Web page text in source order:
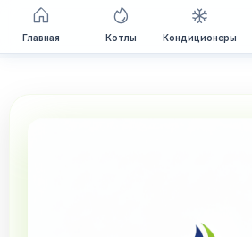
Перейти
Главная Котлы Кондиционеры